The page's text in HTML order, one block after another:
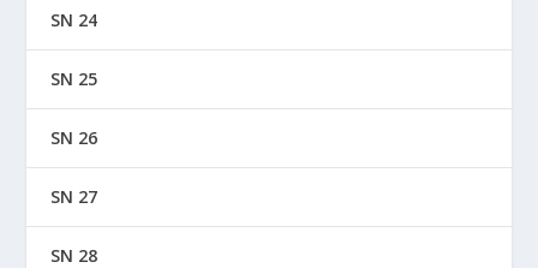
SN 24
SN 25
SN 26
SN 27
SN 28